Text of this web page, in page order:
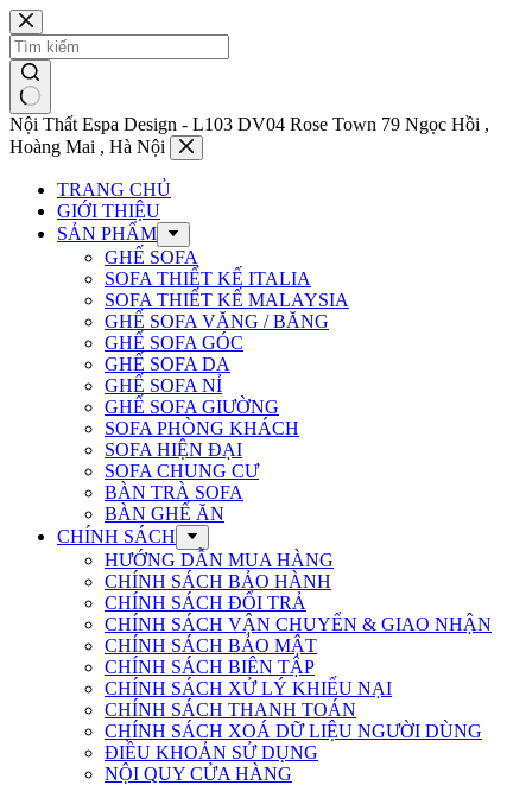
Chuyển
đến
phần
nội
dung
Nội Thất Espa Design - L103 DV04 Rose Town 79 Ngọc Hồi ,
Hoàng Mai , Hà Nội
TRANG CHỦ
GIỚI THIỆU
SẢN PHẨM
GHẾ SOFA
SOFA THIẾT KẾ ITALIA
SOFA THIẾT KẾ MALAYSIA
GHẾ SOFA VĂNG / BĂNG
GHẾ SOFA GÓC
GHẾ SOFA DA
GHẾ SOFA NỈ
GHẾ SOFA GIƯỜNG
SOFA PHÒNG KHÁCH
SOFA HIỆN ĐẠI
SOFA CHUNG CƯ
BÀN TRÀ SOFA
BÀN GHẾ ĂN
CHÍNH SÁCH
HƯỚNG DẪN MUA HÀNG
CHÍNH SÁCH BẢO HÀNH
CHÍNH SÁCH ĐỔI TRẢ
CHÍNH SÁCH VẬN CHUYỂN & GIAO NHẬN
CHÍNH SÁCH BẢO MẬT
CHÍNH SÁCH BIÊN TẬP
CHÍNH SÁCH XỬ LÝ KHIẾU NẠI
CHÍNH SÁCH THANH TOÁN
CHÍNH SÁCH XOÁ DỮ LIỆU NGƯỜI DÙNG
ĐIỀU KHOẢN SỬ DỤNG
NỘI QUY CỬA HÀNG